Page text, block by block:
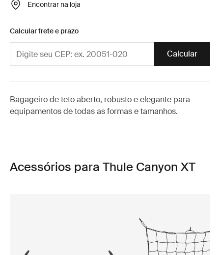
Encontrar na loja
Calcular frete e prazo
Calcular
Bagageiro de teto aberto, robusto e elegante para
equipamentos de todas as formas e tamanhos.
Acessórios para Thule Canyon XT